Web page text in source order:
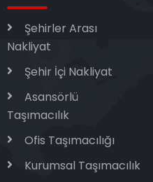
Şehirler Arası
Nakliyat
Şehir İçi Nakliyat
Asansörlü
Taşımacılık
Ofis Taşımacılığı
Kurumsal Taşımacılık